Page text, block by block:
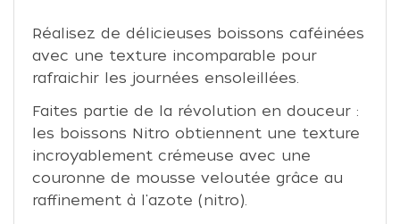
Réalisez de délicieuses boissons caféinées
avec une texture incomparable pour
rafraichir les journées ensoleillées.
Faites partie de la révolution en douceur :
les boissons Nitro obtiennent une texture
incroyablement crémeuse avec une
couronne de mousse veloutée grâce au
raffinement à l'azote (nitro).